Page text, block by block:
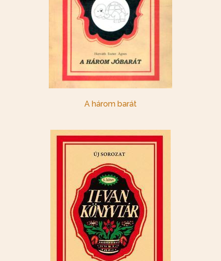
A három barát